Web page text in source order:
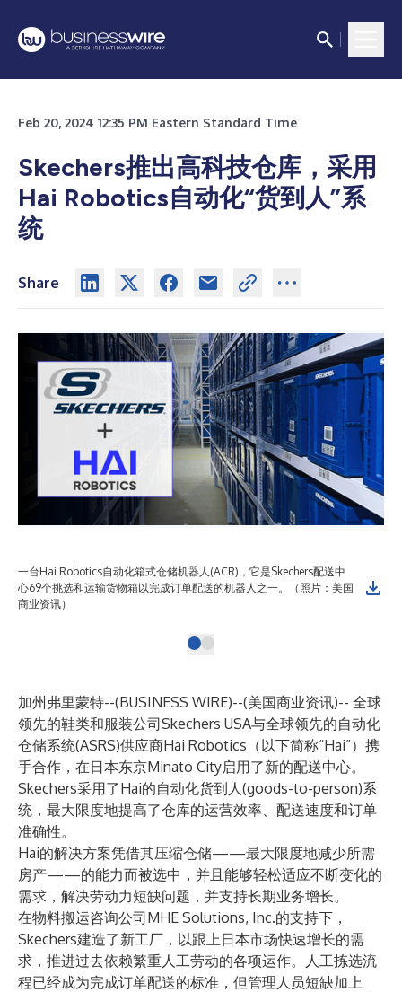
Feb 20, 2024 12:35 PM Eastern Standard Time
Skechers推出高科技仓库，采用
Hai Robotics自动化“货到人”系
统
Share
一台Hai Robotics自动化箱式仓储机器人(ACR)，它是Skechers配送中
心69个挑选和运输货物箱以完成订单配送的机器人之一。（照片：美国
商业资讯）
加州弗里蒙特--(BUSINESS WIRE)--(美国商业资讯)-- 全球
领先的鞋类和服装公司Skechers USA与全球领先的自动化
仓储系统(ASRS)供应商Hai Robotics（以下简称“Hai”）携
手合作，在日本东京Minato City启用了新的配送中心。
Skechers采用了Hai的自动化货到人(goods-to-person)系
统，最大限度地提高了仓库的运营效率、配送速度和订单
准确性。
Hai的解决方案凭借其压缩仓储——最大限度地减少所需
房产——的能力而被选中，并且能够轻松适应不断变化的
需求，解决劳动力短缺问题，并支持长期业务增长。
在物料搬运咨询公司MHE Solutions, Inc.的支持下，
Skechers建造了新工厂，以跟上日本市场快速增长的需
求，推进过去依赖繁重人工劳动的各项运作。人工拣选流
程已经成为完成订单配送的标准，但管理人员短缺加上